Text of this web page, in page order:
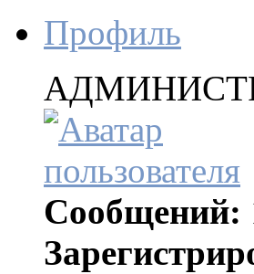
Профиль
Сообщений: